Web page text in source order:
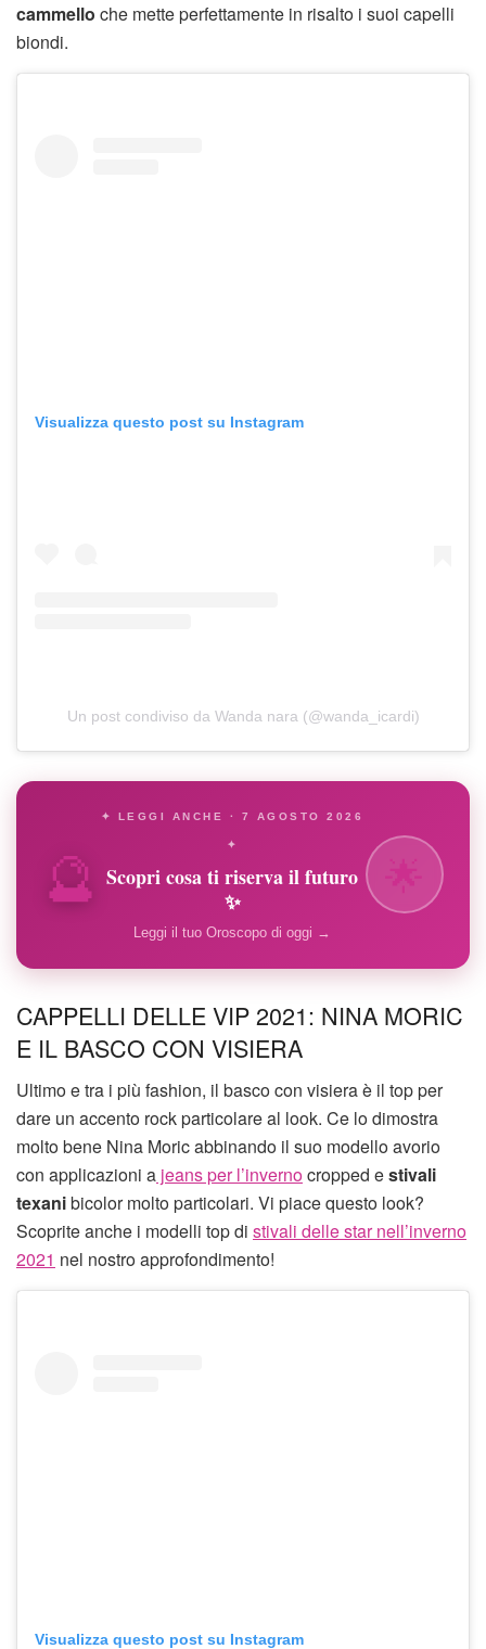
cammello che mette perfettamente in risalto i suoi capelli
biondi.
Visualizza questo post su Instagram
Un post condiviso da Wanda nara (@wanda_icardi)
🔮
✦ LEGGI ANCHE · 7 AGOSTO 2026
✦
Scopri cosa ti riserva il futuro
✨
Leggi il tuo Oroscopo di oggi →
CAPPELLI DELLE VIP 2021: NINA MORIC
E IL BASCO CON VISIERA
Ultimo e tra i più fashion, il basco con visiera è il top per
dare un accento rock particolare al look. Ce lo dimostra
molto bene Nina Moric abbinando il suo modello avorio
con applicazioni a jeans per l’invernocropped estivali
texanibicolor molto particolari. Vi piace questo look?
Scoprite anche i modelli top di stivali delle star nell’inverno
2021 nel nostro approfondimento!
Visualizza questo post su Instagram